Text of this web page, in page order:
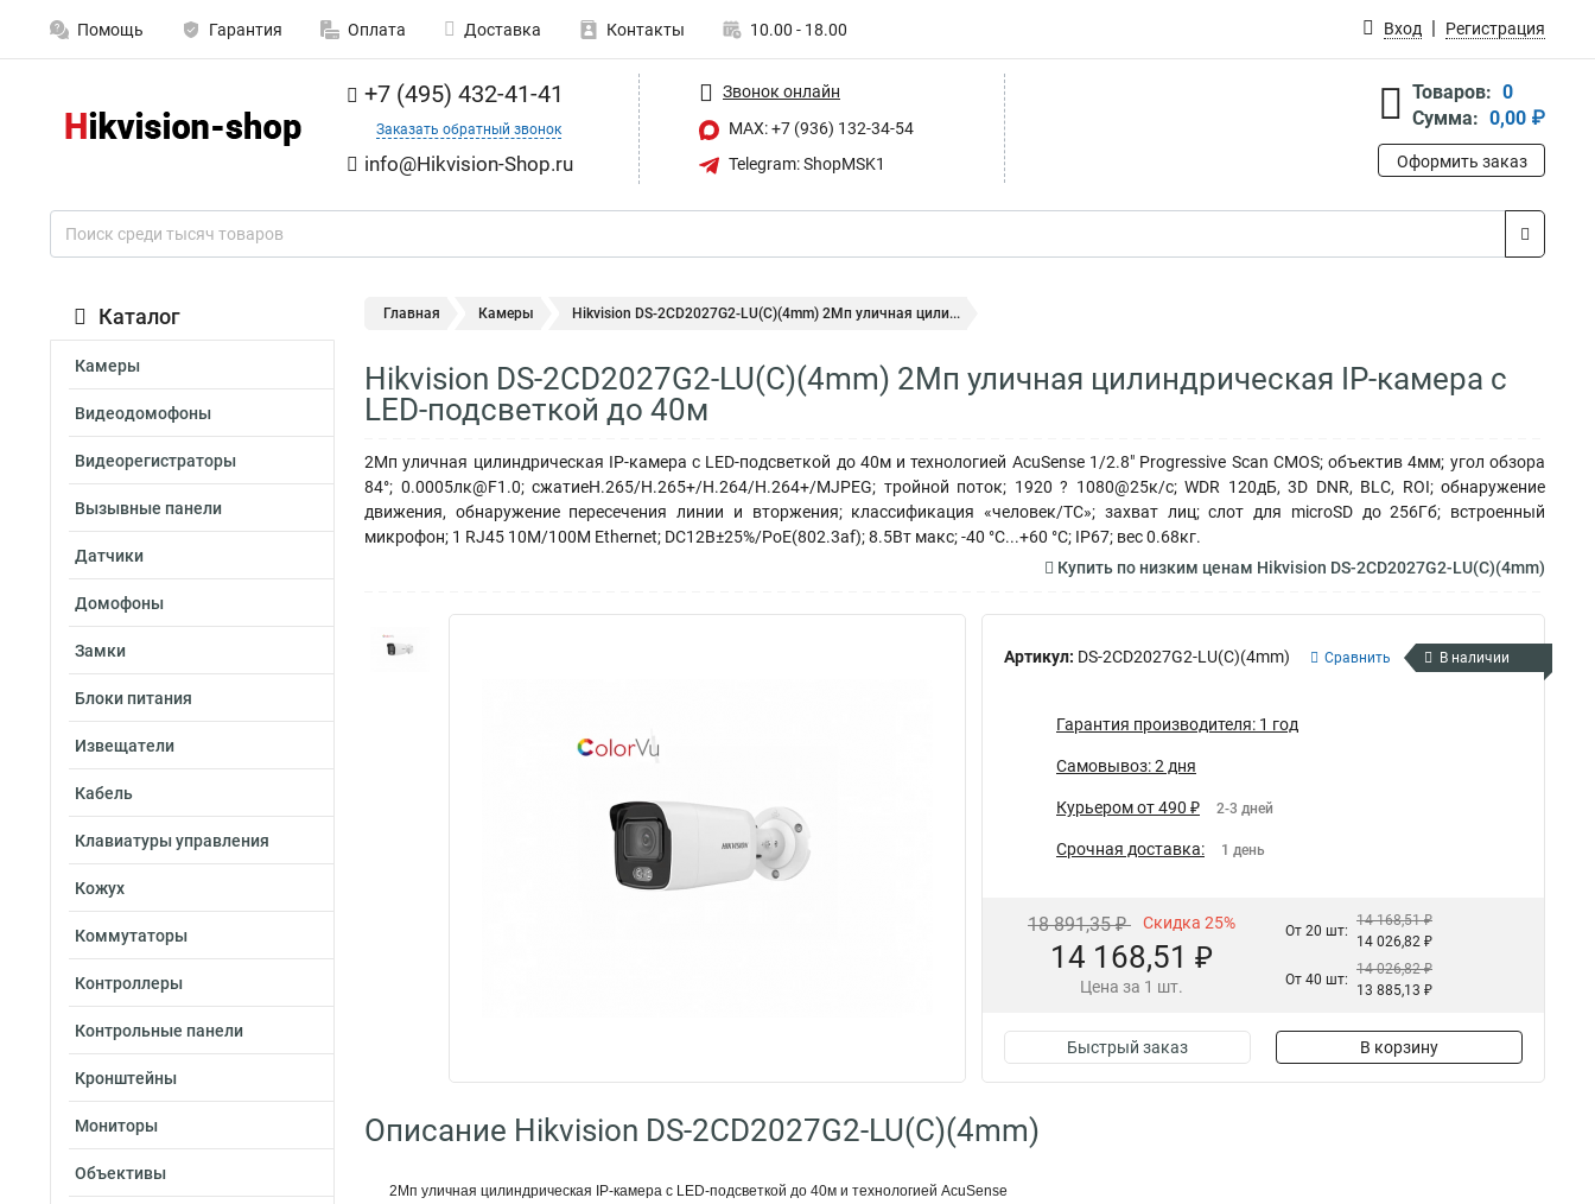
Помощь Гарантия Оплата Доставка Контакты 10.00 - 18.00 Вход Регистрация
+7 (495) 432-41-41
Заказать обратный звонок
info@Hikvision-Shop.ru
Звонок онлайн
MAX: +7 (936) 132-34-54
Telegram: ShopMSK1
Товаров: 0
Сумма: 0,00 ₽
Оформить заказ
Каталог
Камеры
Видеодомофоны
Видеорегистраторы
Вызывные панели
Датчики
Домофоны
Замки
Блоки питания
Извещатели
Кабель
Клавиатуры управления
Кожух
Коммутаторы
Контроллеры
Контрольные панели
Кронштейны
Мониторы
Объективы
Главная Камеры Hikvision DS-2CD2027G2-LU(C)(4mm) 2Мп уличная цили...
Hikvision DS-2CD2027G2-LU(C)(4mm) 2Мп уличная цилиндрическая IP-камера с
LED-подсветкой до 40м
2Мп уличная цилиндрическая IP-камера с LED-подсветкой до 40м и технологией AcuSense 1/2.8" Progressive Scan CMOS; объектив 4мм; угол обзора
84°; 0.0005лк@F1.0; сжатиеH.265/H.265+/H.264/H.264+/MJPEG; тройной поток; 1920 ? 1080@25к/с; WDR 120дБ, 3D DNR, BLC, ROI; обнаружение
движения, обнаружение пересечения линии и вторжения; классификация «человек/ТС»; захват лиц; слот для microSD до 256Гб; встроенный
микрофон; 1 RJ45 10M/100M Ethernet; DC12В±25%/PoE(802.3af); 8.5Вт макс; -40 °C...+60 °C; IP67; вес 0.68кг.
Купить по низким ценам Hikvision DS-2CD2027G2-LU(C)(4mm)
Артикул: DS-2CD2027G2-LU(C)(4mm) Сравнить В наличии
Гарантия производителя: 1 год
Самовывоз: 2 дня
Курьером от 490 ₽ 2-3 дней
Срочная доставка: 1 день
18 891,35 ₽ Скидка 25%
14 168,51 ₽
Цена за 1 шт.
От 20 шт:
14 168,51 ₽
14 026,82 ₽
От 40 шт:
14 026,82 ₽
13 885,13 ₽
Быстрый заказ В корзину
Описание Hikvision DS-2CD2027G2-LU(C)(4mm)
2Мп уличная цилиндрическая IP-камера с LED-подсветкой до 40м и технологией AcuSense